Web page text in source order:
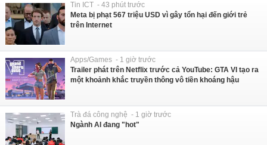
Tin ICT - 43 phút trước
Meta bị phạt 567 triệu USD vì gây tổn hại đến giới trẻ
trên Internet
Apps/Games - 1 giờ trước
Trailer phát trên Netflix trước cả YouTube: GTA VI tạo ra
một khoảnh khắc truyền thông vô tiền khoáng hậu
Trà đá công nghệ - 1 giờ trước
Ngành AI đang "hot"